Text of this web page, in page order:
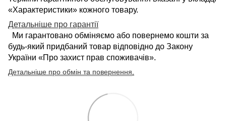
«Характеристики» кожного товару.
Детальніше про гарантії
Ми гарантовано обміняємо або повернемо кошти за
будь-який придбаний товар відповідно до Закону
України «Про захист прав споживачів».
Детальніше про обмін та повернення